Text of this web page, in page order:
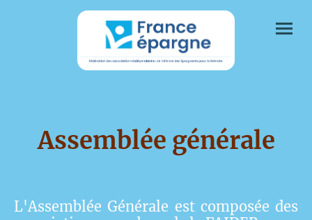
Assemblée générale
L'Assemblée Générale est composée des